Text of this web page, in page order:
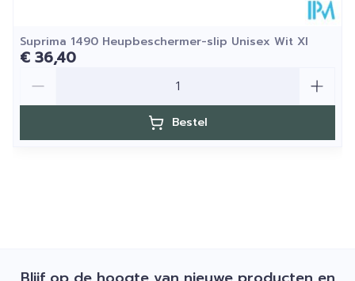
Suprima 1490 Heupbeschermer-slip Unisex Wit Xl
€ 36,40
Bestel